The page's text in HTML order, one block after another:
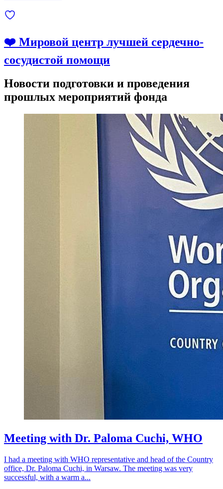
❤️ Мировой центр лучшей сердечно-
сосудистой помощи
Новости подготовки и проведения
прошлых мероприятий фонда
Meeting with Dr. Paloma Cuchi, WHO
I had a meeting with WHO representative and head of the Country
office, Dr. Paloma Cuchi, in Warsaw. The meeting was very
successful, with a warm a...